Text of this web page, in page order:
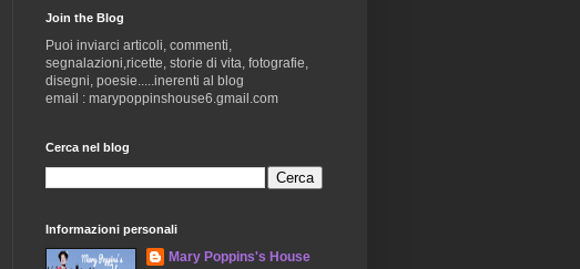
Join the Blog
Puoi inviarci articoli, commenti,
segnalazioni,ricette, storie di vita, fotografie,
disegni, poesie.....inerenti al blog
email : marypoppinshouse6.gmail.com
Cerca nel blog
Informazioni personali
Mary Poppins's House